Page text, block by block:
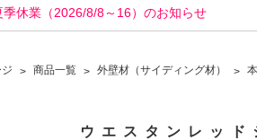
季休業（2026/8/8～16）のお知らせ
商品一覧 外壁材（サイディング材）
ウエスタンレッ